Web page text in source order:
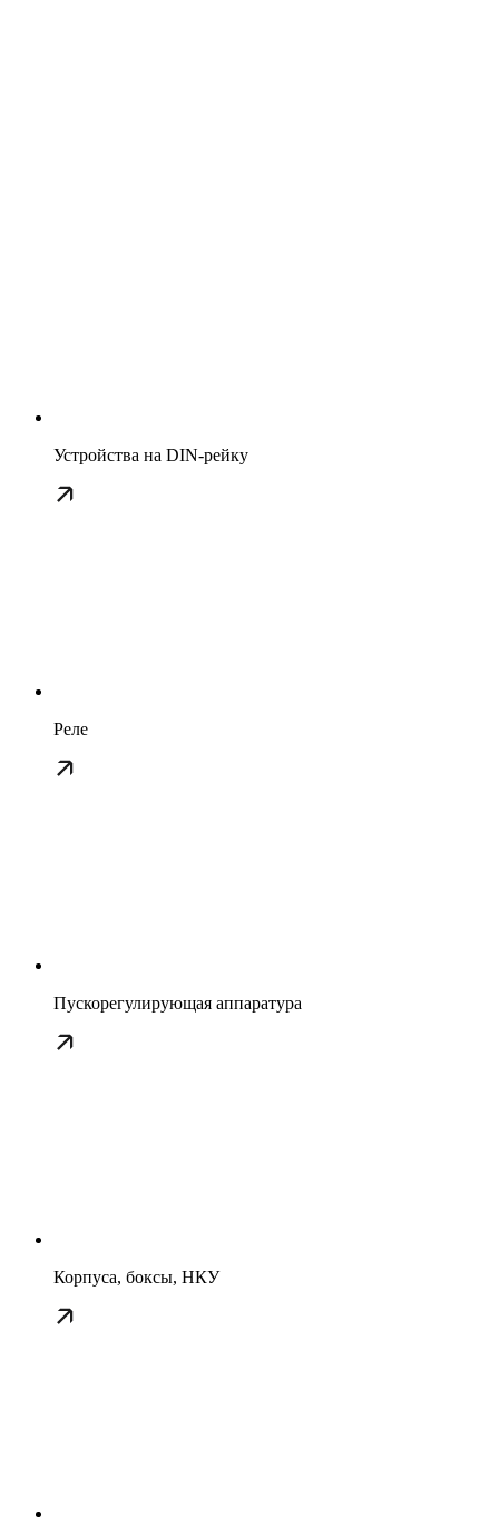
Устройства на DIN-рейку
Реле
Пускорегулирующая аппаратура
Корпуса, боксы, НКУ